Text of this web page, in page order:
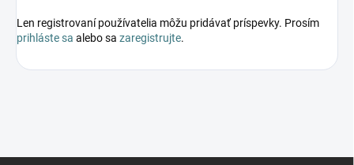
Len registrovaní používatelia môžu pridávať príspevky. Prosím
prihláste sa alebo sa zaregistrujte.